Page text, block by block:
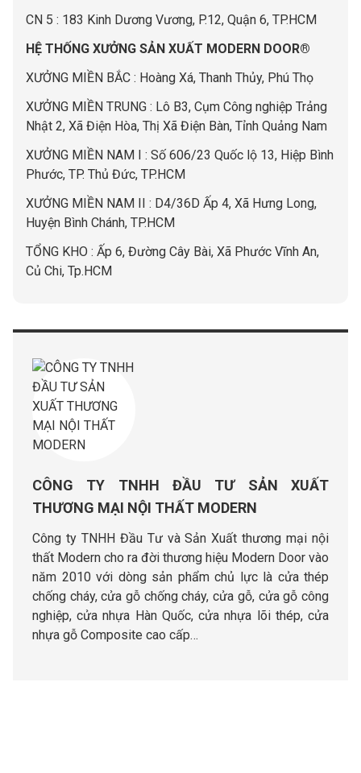
CN 5 : 183 Kinh Dương Vương, P.12, Quận 6, TP.HCM
HỆ THỐNG XƯỞNG SẢN XUẤT MODERN DOOR®
XƯỞNG MIỀN BẮC : Hoàng Xá, Thanh Thủy, Phú Thọ
XƯỞNG MIỀN TRUNG : Lô B3, Cụm Công nghiệp Trảng
Nhật 2, Xã Điện Hòa, Thị Xã Điện Bàn, Tỉnh Quảng Nam
XƯỞNG MIỀN NAM I : Số 606/23 Quốc lộ 13, Hiệp Bình
Phước, TP. Thủ Đức, TP.HCM
XƯỞNG MIỀN NAM II : D4/36D Ấp 4, Xã Hưng Long,
Huyện Bình Chánh, TP.HCM
TỔNG KHO : Ấp 6, Đường Cây Bài, Xã Phước Vĩnh An,
Củ Chi, Tp.HCM
CÔNG TY TNHH ĐẦU TƯ SẢN XUẤT
THƯƠNG MẠI NỘI THẤT MODERN
Công ty TNHH Đầu Tư và Sản Xuất thương mại nội
thất Modern cho ra đời thương hiệu Modern Door vào
năm 2010 với dòng sản phẩm chủ lực là cửa thép
chống cháy, cửa gỗ chống cháy, cửa gỗ, cửa gỗ công
nghiệp, cửa nhựa Hàn Quốc, cửa nhựa lõi thép, cửa
nhựa gỗ Composite cao cấp…